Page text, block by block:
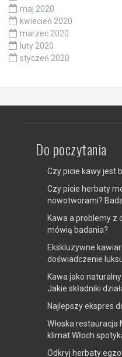
maj 2020
kwiecień 2020
marzec 2020
luty 2020
styczeń 2020
Do poczytania
Czy picie kawy jest
Czy picie herbaty
nowotworami?
Kawa a problemy z
mówią badania?
Ekskluzywne
doświadczenie
Kawa jako
Jakie składniki
Najlepszy ekspres
Włoska restauracja
klimat Włoch
Odkryj herbaty